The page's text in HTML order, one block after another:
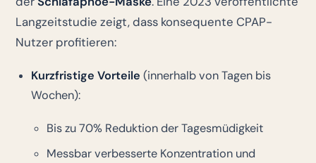
Langzeitstudie zeigt, dass konsequente CPAP-
Nutzer profitieren:
Kurzfristige Vorteile (innerhalb von Tagen bis
Wochen):
Bis zu 70% Reduktion der Tagesmüdigkeit
Messbar verbesserte Konzentration und